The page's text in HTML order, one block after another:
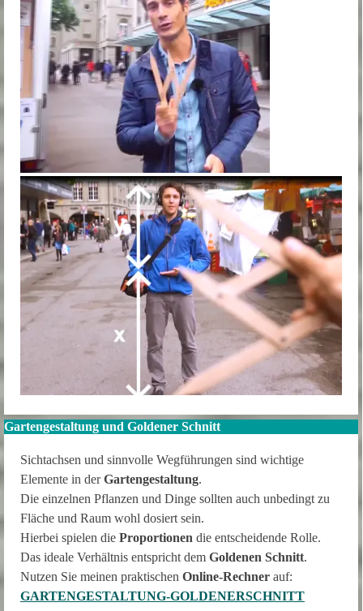
Gartengestaltung und Goldener Schnitt
Sichtachsen und sinnvolle Wegführungen sind wichtige
Elemente in derGartengestaltung.
Die einzelnen Pflanzen und Dinge sollten auch unbedingt zu
Fläche und Raum wohl dosiert sein.
Hierbei spielen die Proportionen die entscheidende Rolle.
Das ideale Verhältnis entspricht dem Goldenen Schnitt.
Nutzen Sie meinen praktischen Online-Rechner auf:
GARTENGESTALTUNG-GOLDENERSCHNITT